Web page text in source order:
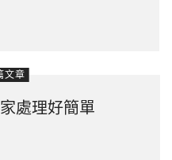
文章
處理好簡單